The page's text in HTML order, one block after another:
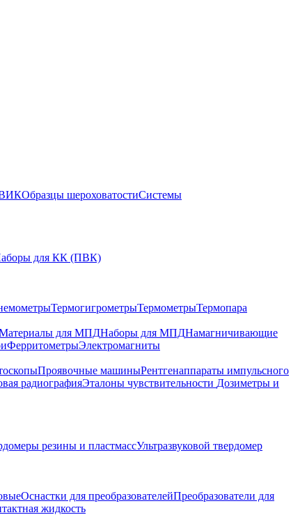
Образцы шероховатостиСистемы
для КК (ПВК)
ТермогигрометрыТермометрыТермопара
для МПДНаборы для МПДНамагничивающие
ФерритометрыЭлектромагниты
Проявочные машиныРентгенаппараты импульсного
радиографияЭталоны чувствительности Дозиметры и
резины и пластмассУльтразвуковой твердомер
Оснастки для преобразователейПреобразователи для
жидкость